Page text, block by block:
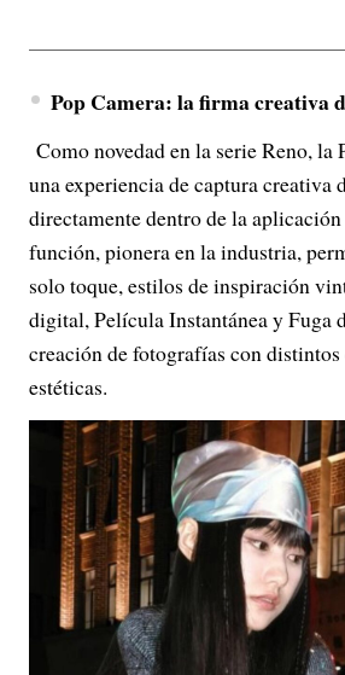
Pop Camera: la firma creativa
Como novedad en la serie Reno, la
una experiencia de captura creativa
directamente dentro de la aplicación
función, pionera en la industria,
solo toque, estilos de inspiración
digital, Película Instantánea y Fuga
creación de fotografías con
estéticas.